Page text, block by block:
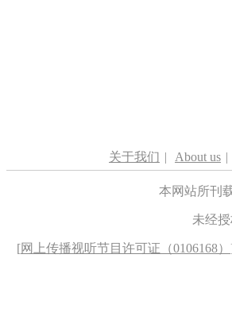
关于我们 | About us |
本网站所刊
未经
[网上传播视听节目许可证（0106168）